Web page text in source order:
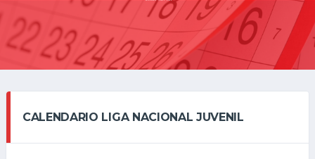
CALENDARIO LIGA NACIONAL JUVENIL